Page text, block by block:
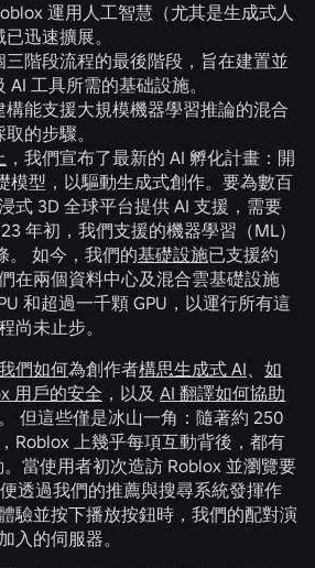
運用人工智慧（尤其是生成式人
迅速擴展。
階段流程的最後階段，旨在建置並
AI 工具所需的基础設施。
能支援大規模機器學習推論的混合
的步驟。
，我們宣布了最新的 AI 孵化計畫：開
模型，以驅動生成式創作。要為數百
式 3D 全球平台提供 AI 支援，需要
年初，我們支援的機器學習（ML）
。 如今，我們的基礎設施已支援約
在兩個資料中心及混合雲基礎設施
和超過一千顆 GPU，以運行所有這
尚未止步。
我們如何為創作者構思生成式 AI、 如
用戶的安全 ，以及 AI 翻譯如何協助
。 但這些僅是冰山一角：隨著約 250
Roblox 上幾乎每項互動背後，都有
當使用者初次造訪 Roblox 並瀏覽要
透過我們的推薦與搜尋系統發揮作
驗並按下播放按鈕時，我們的配對演
入的伺服器。